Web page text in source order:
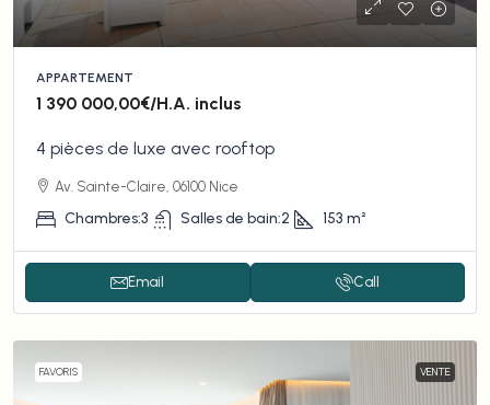
APPARTEMENT
1 390 000,00€/H.A. inclus
4 pièces de luxe avec rooftop
Av. Sainte-Claire, 06100 Nice
Chambres:3 Salles de bain:2 153 m²
Email Call
FAVORIS VENTE